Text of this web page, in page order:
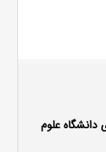
علوم